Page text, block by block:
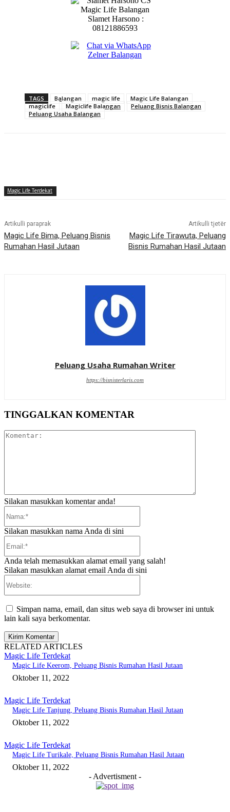
Slamet Harsono :
08121886593
TAGS Balangan magic life
Magic Life Balangan
magiclife
Magiclife Balangan
Peluang Bisnis Balangan
Peluang Usaha Balangan
Magic Life Terdekat
Artikulli paraprak
Magic Life Bima, Peluang Bisnis
Rumahan Hasil Jutaan
Artikulli tjetër
Magic Life Tirawuta, Peluang
Bisnis Rumahan Hasil Jutaan
Peluang Usaha Rumahan Writer
https://bisnisterlaris.com
TINGGALKAN KOMENTAR
Silakan masukkan komentar anda!
Silakan masukkan nama Anda di sini
Anda telah memasukkan alamat email yang salah!
Silakan masukkan alamat email Anda di sini
Simpan nama, email, dan situs web saya di browser ini untuk
lain kali saya berkomentar.
RELATED ARTICLES
Magic Life Terdekat
Magic Life Keerom, Peluang Bisnis Rumahan Hasil Jutaan
Oktober 11, 2022
Magic Life Terdekat
Magic Life Tanjung, Peluang Bisnis Rumahan Hasil Jutaan
Oktober 11, 2022
Magic Life Terdekat
Magic Life Turikale, Peluang Bisnis Rumahan Hasil Jutaan
Oktober 11, 2022
- Advertisment -